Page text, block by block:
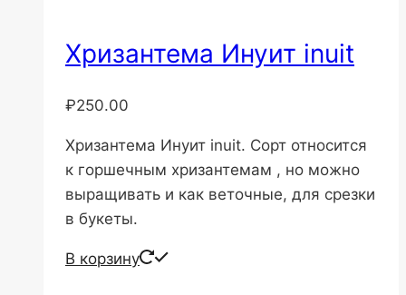
Хризантема Инуит inuit
₽250.00
Хризантема Инуит inuit. Сорт относится
к горшечным хризантемам , но можно
выращивать и как веточные, для срезки
в букеты.
В корзину